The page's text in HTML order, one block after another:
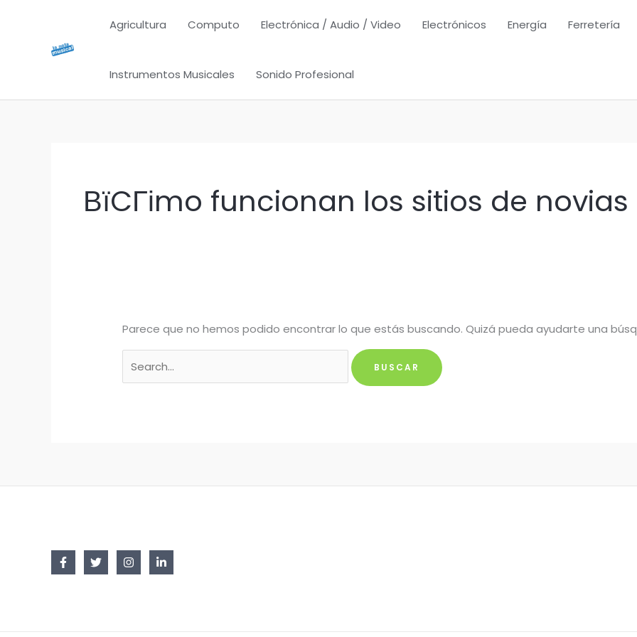
contenido
Agricultura Computo Electrónica / Audio / Video Electrónicos Energía Ferretería
Instrumentos Musicales Sonido Profesional
ВїCГіmo funcionan los sitios de
Parece que no hemos podido encontrar lo que estás buscando. Quizá pueda ayudarte una